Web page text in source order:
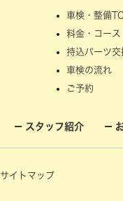
車検・整備
料金・コース
持込パーツ交
車検の流れ
ご予約
スタッフ紹介
サイトマップ